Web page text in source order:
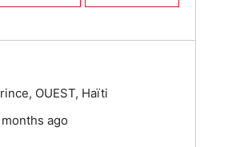
OUEST, Haïti
ago